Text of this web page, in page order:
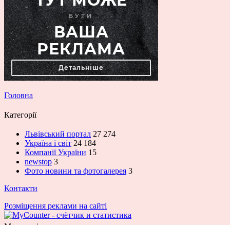
Головна
Категорії
Львівський портал 27 274
Україна і світ 24 184
Компанії України 15
newstop 3
Фото новини та фотогалерея 3
Контакти
Розміщення реклами на сайті